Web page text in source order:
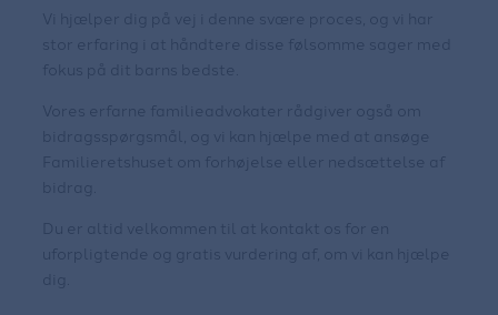
Vi hjælper dig på vej i denne svære proces, og vi har
stor erfaring i at håndtere disse følsomme sager med
fokus på dit barns bedste.
Vores erfarne familieadvokater rådgiver også om
bidragsspørgsmål, og vi kan hjælpe med at ansøge
Familieretshuset om forhøjelse eller nedsættelse af
Du er altid velkommen til at kontakt os for en
uforpligtende og gratis vurdering af, om vi kan hjælpe